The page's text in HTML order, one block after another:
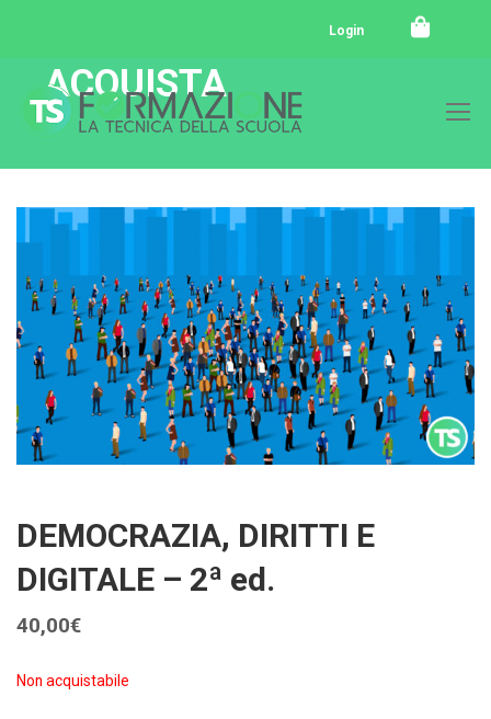
Login
ACQUISTA
DEMOCRAZIA, DIRITTI E
DIGITALE – 2ª ed.
40,00€
Non acquistabile